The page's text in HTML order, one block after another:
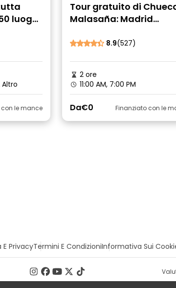
luoghi
Altro
le mance
Tour gratuito di
Malasaña: Madrid
8.9(527)
2 ore
11:00 AM, 7:00 PM
Da€0 Finanziato con le
E PrivacyTermini E CondizioniInformativa Sui